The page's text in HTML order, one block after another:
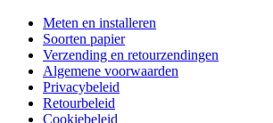
Meten en installeren
Soorten papier
Verzending en retourzendingen
Algemene voorwaarden
Privacybeleid
Retourbeleid
Cookiebeleid